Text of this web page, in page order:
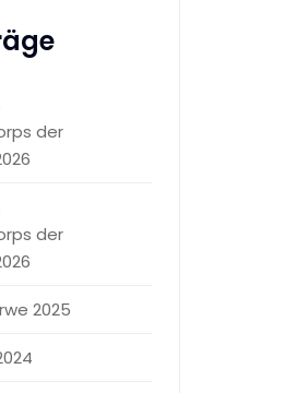
der
der
2025